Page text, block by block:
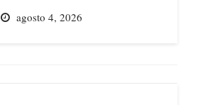
agosto 4, 2026